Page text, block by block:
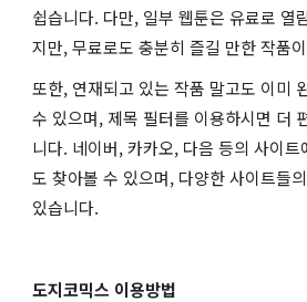
쉽습니다. 다만, 일부 웹툰은 유료로 열
지만, 무료로도 충분히 즐길 만한 작품
또한, 연재되고 있는 작품 말고도 이미
수 있으며, 제목 필터를 이용하시면 더
니다. 네이버, 카카오, 다음 등의 사이
도 찾아볼 수 있으며, 다양한 사이트들
있습니다.
도지코믹스 이용방법